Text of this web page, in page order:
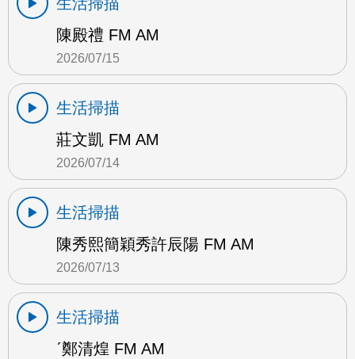
陳殿禮 FM AM
2026/07/15
生活掃描
莊文凱 FM AM
2026/07/14
生活掃描
陳秀熙簡穎秀許辰陽 FM AM
2026/07/13
生活掃描
ˊ鄭清煌 FM AM